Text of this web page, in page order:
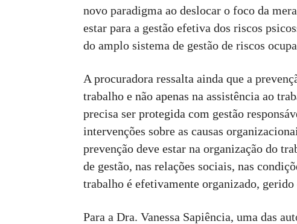
novo paradigma ao deslocar o foco da
estar para a gestão efetiva dos riscos
do amplo sistema de gestão de riscos
A procuradora ressalta ainda que a
trabalho e não apenas na assistência ao
precisa ser protegida com gestão
intervenções sobre as causas
prevenção deve estar na organização do
de gestão, nas relações sociais, nas
trabalho é efetivamente organizado,
Para a Dra. Vanessa Sapiência, uma das